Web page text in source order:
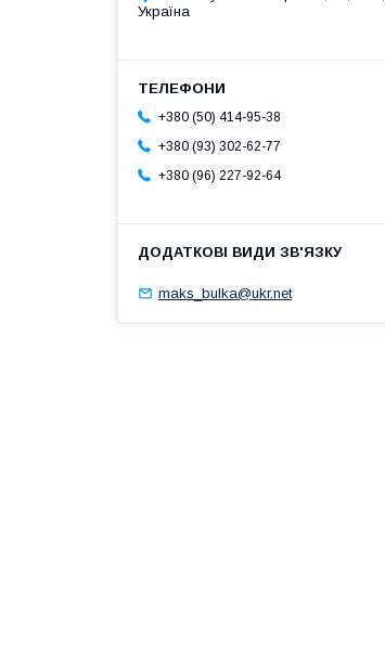
Україна
+380 (50) 414-95-38
+380 (93) 302-62-77
+380 (96) 227-92-64
maks_bulka@ukr.net